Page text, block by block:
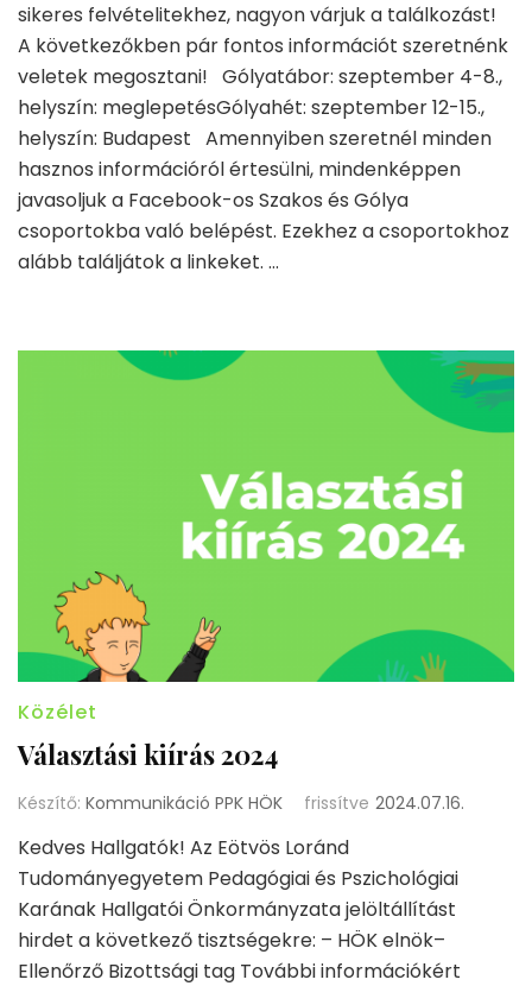
sikeres felvételitekhez, nagyon várjuk a találkozást!
A következőkben pár fontos információt szeretnénk
veletek megosztani! Gólyatábor: szeptember 4-8.,
helyszín: meglepetésGólyahét: szeptember 12-15.,
helyszín: Budapest Amennyiben szeretnél minden
hasznos információról értesülni, mindenképpen
javasoljuk a Facebook-os Szakos és Gólya
csoportokba való belépést. Ezekhez a csoportokhoz
alább találjátok a linkeket. …
Közélet
Választási kiírás 2024
Készítő: Kommunikáció PPK HÖK frissítve 2024.07.16.
Kedves Hallgatók! Az Eötvös Loránd
Tudományegyetem Pedagógiai és Pszichológiai
Karának Hallgatói Önkormányzata jelöltállítást
hirdet a következő tisztségekre: – HÖK elnök–
Ellenőrző Bizottsági tag További információkért